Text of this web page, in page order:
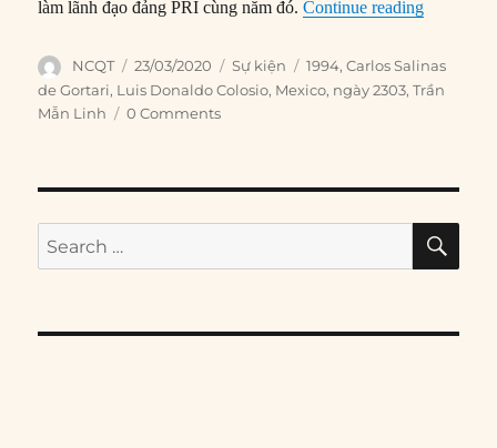
làm lãnh đạo đảng PRI cùng năm đó. Continue reading“23/03/
Author
NCQT
Posted
on
23/03/2020 Categories
Sự kiện Tags
1994,Carlos Salinas
de Gortari, Luis Donaldo Colosio, Mexico, ngày 2303,Trần
Mẫn Linh
0 Comments
Search
for: